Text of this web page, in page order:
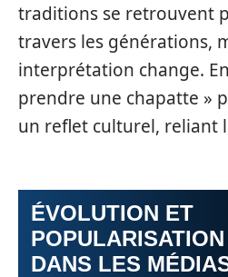
traditions se retrouvent
travers les générations,
interprétation change.
prendre une chapatte »
un reflet culturel, reliant
ÉVOLUTION ET
DANS LES